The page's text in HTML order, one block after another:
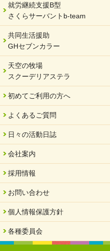
令和6年能登半島地震被災者支
2023/12/29
年末年始のお知らせ
2023/12/18
北方支店・保護者交流会「収
2023/11/08
オンラインショップを開設し
2023/10/20
「可児の企業魅力発見フェア
2023/10/17
馬糞堆肥「馬の力」販売開始
2023/08/18
クラウドファンディングのご
yahooショッピングサイト本日
2023/02/16
令和さくら高等学院VSサー
2023/01/20
就労継続支援B型
さくらサーバントb-team
共同生活援助
GHセブンカラー
天空の牧場
スクーデリアステラ
初めてご利用の方へ
よくあるご質問
日々の活動日誌
会社案内
採用情報
お問い合わせ
個人情報保護方針
各種委員会